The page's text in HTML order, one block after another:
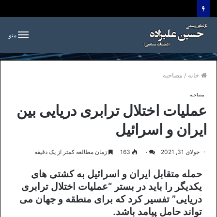
منو
خانه / مصاحبه
مصاحبه
عملیات اختلال ترابری دریایی بین
ایران و اسرائیل
جولای 31, 2021 ۰ 163 زمان مطالعه کمتر از یک دقیقه
حمله متقابل ایران و اسرائیل به کشتی های
یکدیگر را باید در بستر “عملیات اختلال ترابری
دریایی” تفسیر کرد که برای منطقه و جهان می
تواند حامل پیامد باشد.